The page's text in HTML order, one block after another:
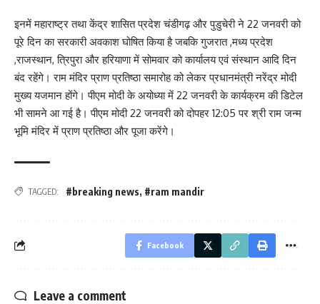
इनमें महाराष्ट्र तथा केंद्र शासित प्रदेश चंडीगढ़ और पुडुचेरी ने 22 जनवरी को
पूरे दिन का सरकारी अवकाश घोषित किया है जबकि गुजरात ,मध्य प्रदेश
,राजस्थान, त्रिपुरा और हरियाणा में सोमवार को कार्यालय एवं संस्थान आदि दिन
बंद रहेंगे। राम मंदिर प्राण प्रतिष्ठा समारोह को लेकर प्रधानमंत्री नरेंद्र मोदी
मुख्य यजमान होंगे। पीएम मोदी के अयोध्या में 22 जनवरी के कार्यक्रम की डिटेल
भी सामने आ गई है। पीएम मोदी 22 जनवरी को दोपहर 12:05 पर श्री राम जन्म
भूमि मंदिर में प्राण प्रतिष्ठा और पूजा करेंगे।
TAGGED: #breaking news, #ram mandir
Facebook
Leave a comment